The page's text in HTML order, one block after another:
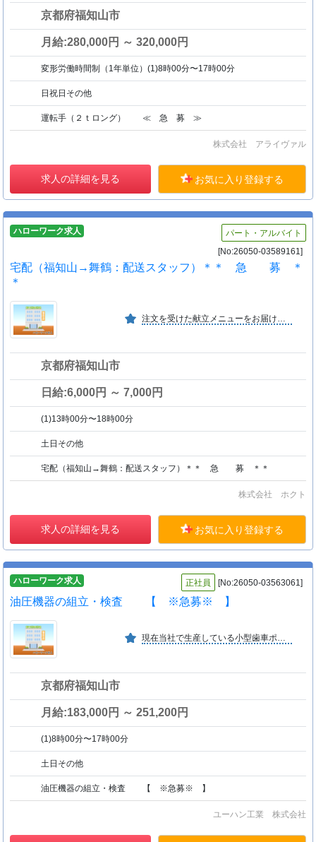
京都府福知山市
月給:280,000円 ～ 320,000円
変形労働時間制（1年単位）(1)8時00分〜17時00分
日祝日その他
運転手（２ｔロング） ≪ 急 募 ≫
株式会社 アライヴァル
求人の詳細を見る お気に入り登録する
ハローワーク求人
パート・アルバイト
[No:26050-03589161]
宅配（福知山→舞鶴：配送スタッフ）＊＊ 急 募 ＊
＊
京都府福知山市
日給:6,000円 ～ 7,000円
(1)13時00分〜18時00分
土日その他
宅配（福知山→舞鶴：配送スタッフ）＊＊ 急 募 ＊＊
株式会社 ホクト
求人の詳細を見る お気に入り登録する
ハローワーク求人 正社員 [No:26050-03563061]
油圧機器の組立・検査 【 ※急募※ 】
現在当社で生産している小型歯車ポンプは物流関係の特装トラックや輸送機器、超小型建機、又福祉用車イスリフト付車輌、農用トラクタや運搬車等色々な分野で世界各国で活用されています。
京都府福知山市
月給:183,000円 ～ 251,200円
(1)8時00分〜17時00分
土日その他
油圧機器の組立・検査 【 ※急募※ 】
ユーハン工業 株式会社